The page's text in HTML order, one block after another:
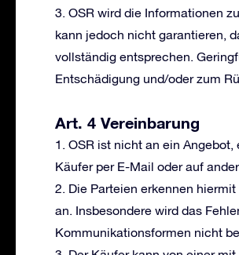
3. OSR wird die Informationen
kann jedoch nicht garantieren,
vollständig entsprechen.
Entschädigung und/oder zum
Art. 4 Vereinbarung
1. OSR ist nicht an ein
Käufer per E-Mail oder auf
2. Die Parteien erkennen
an. Insbesondere wird das
Kommunikationsformen nicht